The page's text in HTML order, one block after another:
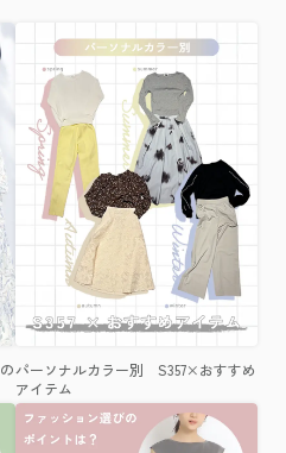
パーソナルカラー別 S357×おすすめ
アイテム